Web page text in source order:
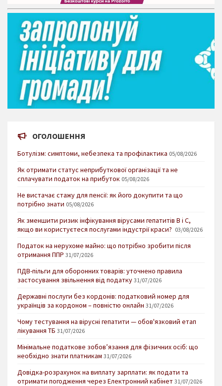
ОГОЛОШЕННЯ
Ботулізм: симптоми, небезпека та профілактика 05/08/2026
Як отримати статус неприбуткової організації та не
сплачувати податок на прибуток 05/08/2026
Не вистачає стажу для пенсії: як його докупити та що
потрібно знати 05/08/2026
Як зменшити ризик інфікування вірусами гепатитів В і С,
якщо ви користуєтеся послугами індустрії краси? 03/08/2026
Податок на нерухоме майно: що потрібно зробити після
отримання ППР 31/07/2026
ПДВ-пільги для оборонних товарів: уточнено правила
застосування звільнення від податку 31/07/2026
Державні послуги без кордонів: податковий номер для
українців за кордоном – повністю онлайн 31/07/2026
Чому тестування на вірусні гепатити — обов'язковий етап
лікування ТБ 31/07/2026
Мінімальне податкове зобов’язання для фізичних осіб: що
необхідно знати платникам 31/07/2026
Довідка-розрахунок на виплату зарплати: як подати та
отримати погодження через Електронний кабінет 31/07/2026